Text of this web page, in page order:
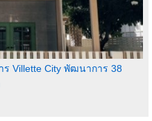
Villette City พัฒนาการ 38